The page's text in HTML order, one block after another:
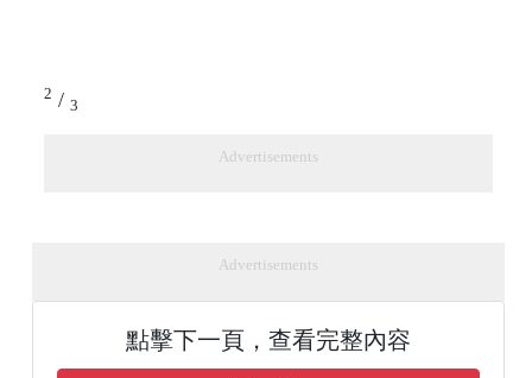
2 / 3
Advertisements
Advertisements
點擊下一頁，查看完整內容